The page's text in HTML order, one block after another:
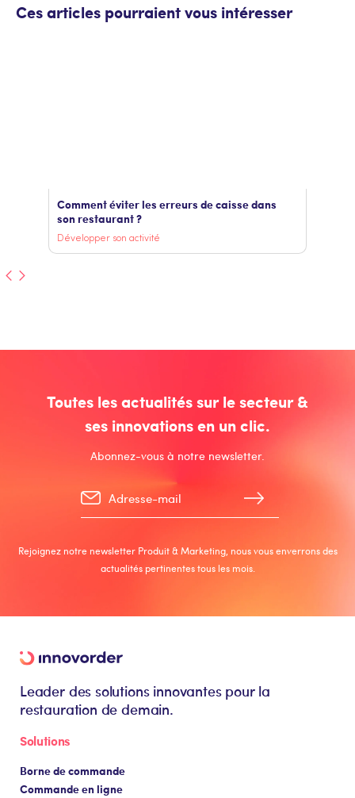
Ces articles pourraient vous intéresser
Comment éviter les erreurs de caisse dans
son restaurant ?
Développer son activité
Toutes les actualités sur le secteur &
ses innovations en un clic.
Abonnez-vous à notre newsletter.
Rejoignez notre newsletter Produit & Marketing, nous vous enverrons des
actualités pertinentes tous les mois.
Leader des solutions innovantes pour la
restauration de demain.
Solutions
Borne de commande
Commande en ligne